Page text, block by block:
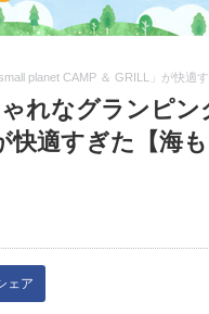
planet CAMP ＆ GRILL」が快適
れなグランピ
適すぎた【海も
ェア